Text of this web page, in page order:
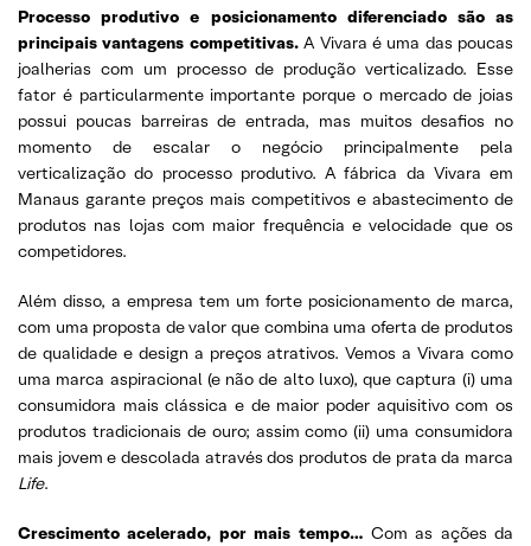
Processo produtivo e posicionamento diferenciado são as
principais vantagens competitivas.A Vivara é uma das poucas
joalherias com um processo de produção verticalizado. Esse
fator é particularmente importante porque o mercado de joias
possui poucas barreiras de entrada, mas muitos desafios no
momento de escalar o negócio principalmente pela
verticalização do processo produtivo. A fábrica da Vivara em
Manaus garante preços mais competitivos e abastecimento de
produtos nas lojas com maior frequência e velocidade que os
competidores.
Além disso, a empresa tem um forte posicionamento de marca,
com uma proposta de valor que combina uma oferta de produtos
de qualidade e design a preços atrativos. Vemos a Vivara como
uma marca aspiracional (e não de alto luxo), que captura (i) uma
consumidora mais clássica e de maior poder aquisitivo com os
produtos tradicionais de ouro; assim como (ii) uma consumidora
mais jovem e descolada através dos produtos de prata da marca
Life.
Crescimento acelerado, por mais tempo… Com as ações da